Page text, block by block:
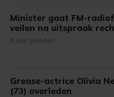
Minister gaat FM-
veilen na uitspraak
4 jaar geleden
Grease-actrice Olivia
(73) overleden